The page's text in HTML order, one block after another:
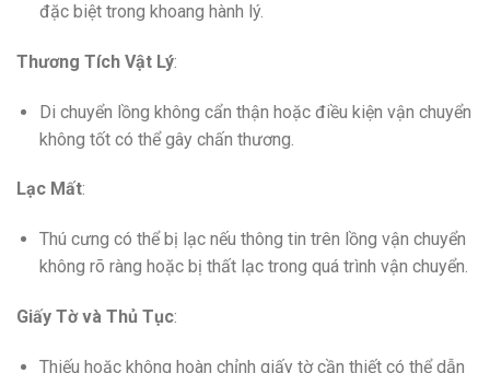
đặc biệt trong khoang hành lý.
Thương Tích Vật Lý:
Di chuyển lồng không cẩn thận hoặc điều kiện vận chuyển
không tốt có thể gây chấn thương.
Lạc Mất:
Thú cưng có thể bị lạc nếu thông tin trên lồng vận chuyển
không rõ ràng hoặc bị thất lạc trong quá trình vận chuyển.
Giấy Tờ và Thủ Tục:
Thiếu hoặc không hoàn chỉnh giấy tờ cần thiết có thể dẫn